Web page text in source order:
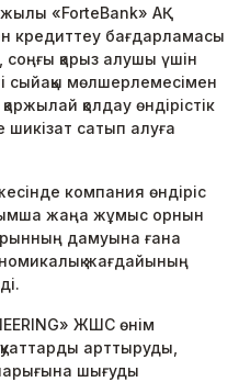
«ForteBank» АҚ
кредиттеу бағдарламасы
қарыз алушы үшін
сыйақы мөлшерлемесімен
қолдау өндірістік
сатып алуға
компания өндіріс
жаңа жұмыс орнын
дамуына ғана
жағдайының
ЖШС өнім
арттыруды,
шығуды